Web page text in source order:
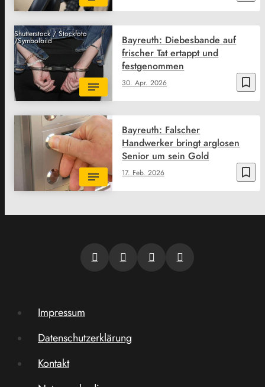
Shutterstock / Stockfoto
/Symbolbild
bookmark_border
30. Apr. 2026
Bayreuth: Diebesbande auf
frischer Tat ertappt und
festgenommen
bookmark_border
17. Feb. 2026
Bayreuth: Falscher
Handwerker bringt arglosen
Senior um sein Gold
Impressum
Datenschutzerklärung
Kontakt